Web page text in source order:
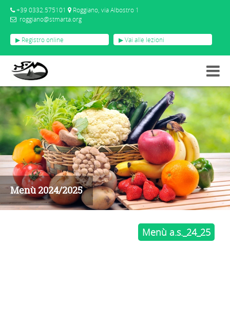
+39 0332.575101
Roggiano, via Albostro 1
roggiano@stmarta.org
▶ Registro online ▶ Vai alle lezioni
AVVISI
Menù 2024/2025
Menù a.s._24_25